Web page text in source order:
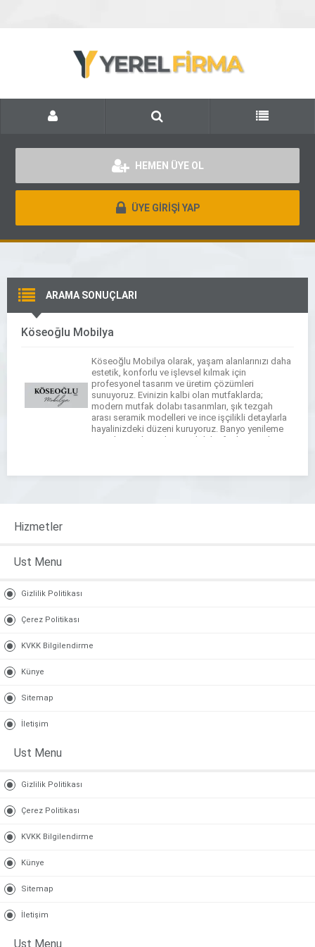
HEMEN ÜYE OL
ÜYE GİRİŞİ YAP
ARAMA SONUÇLARI
Köseoğlu Mobilya
Köseoğlu Mobilya olarak, yaşam alanlarınızı daha
estetik, konforlu ve işlevsel kılmak için
profesyonel tasarım ve üretim çözümleri
sunuyoruz. Evinizin kalbi olan mutfaklarda;
modern mutfak dolabı tasarımları, şık tezgah
arası seramik modelleri ve ince işçilikli detaylarla
hayalinizdeki düzeni kuruyoruz. Banyo yenileme
süreçlerinizde ise banyo dolabı, fonksiyonel
Hizmetler
Ust Menu
Gizlilik Politikası
Çerez Politikası
KVKK Bilgilendirme
Künye
Sitemap
İletişim
Ust Menu
Gizlilik Politikası
Çerez Politikası
KVKK Bilgilendirme
Künye
Sitemap
İletişim
Ust Menu